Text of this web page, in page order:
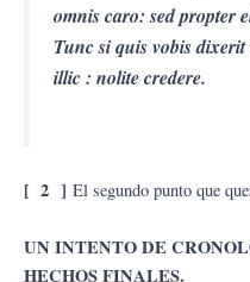
omnis caro: sed propter
Tunc si quis vobis
illic : nolite credere.
[ 2 ] El segundo punto que
UN INTENTO DE
HECHOS FINALES.